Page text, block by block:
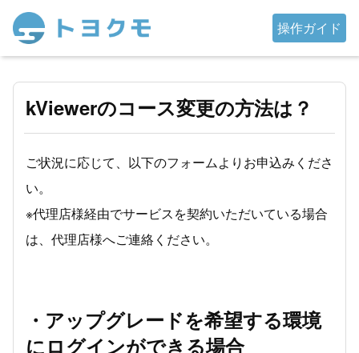
操作ガイド
kViewerのコース変更の方法は？
ご状況に応じて、以下のフォームよりお申込みくださ
い。
※代理店様経由でサービスを契約いただいている場合
は、代理店様へご連絡ください。
・アップグレードを希望する環境
にログインができる場合